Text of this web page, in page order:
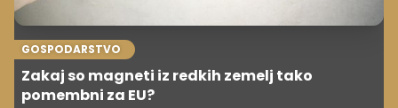
GOSPODARSTVO
Zakaj so magneti iz redkih zemelj tako
pomembni za EU?